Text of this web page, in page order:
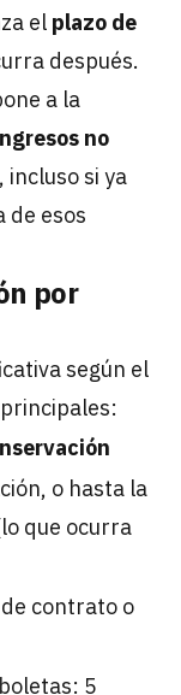
el plazo de
después.
a la
no
si ya
de esos
por
según el
o hasta la
que ocurra
contrato o
5